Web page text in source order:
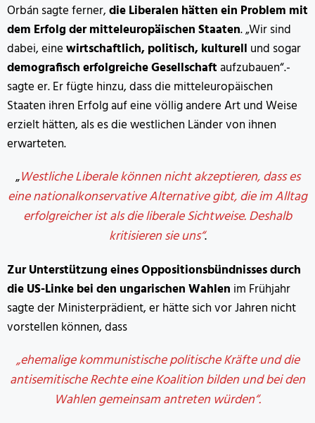
Orbán sagte ferner,die Liberalen hätten ein Problem mit
dem Erfolg der mitteleuropäischen Staaten. „Wir sind
dabei, einewirtschaftlich, politisch, kulturell und sogar
demografisch erfolgreiche Gesellschaftaufzubauen“.-
sagte er. Er fügte hinzu, dass die mitteleuropäischen
Staaten ihren Erfolg auf eine völlig andere Art und Weise
erzielt hätten, als es die westlichen Länder von ihnen
erwarteten.
„Westliche Liberale können nicht akzeptieren, dass es
eine nationalkonservative Alternative gibt, die im Alltag
erfolgreicher ist als die liberale Sichtweise. Deshalb
kritisieren sie uns“.
Zur Unterstützung eines Oppositionsbündnisses durch
die US-Linke bei den ungarischen Wahlen im Frühjahr
sagte der Ministerprädient, er hätte sich vor Jahren nicht
vorstellen können, dass
„ehemalige kommunistische politische Kräfte und die
antisemitische Rechte eine Koalition bilden und bei den
Wahlen gemeinsam antreten würden“.